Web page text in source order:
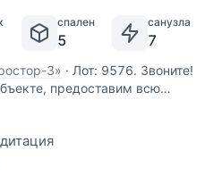
спален
5
санузла
7
3» · Лот: 9576. Звоните!
предоставим всю
оперативно покажем!